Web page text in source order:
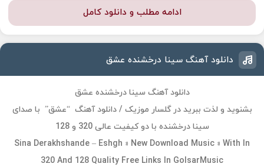
ادامه مطلب و دانلود کامل
دانلود آهنگ سینا درخشنده عشق
دانلود آهنگ سینا درخشنده عشق
بشنوید و لذت ببرید در گلسار موزیک / دانلود آهنگ “عشق” با صدای
سینا درخشنده با دو کیفیت عالی 320 و 128
Sina Derakhshande – Eshgh » New Download Music » With In
320 And 128 Quality Free Links In GolsarMusic